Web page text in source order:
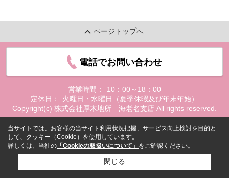
ページトップへ
電話でお問い合わせ
営業時間：
10：00～18：00
定休日：
火曜日・水曜日（夏季休暇及び年末年始）
Copyright(c) 株式会社厚木地所 海老名支店 All rights reserved.
当サイトでは、お客様の当サイト利用状況把握、サービス向上検討を目的と
して、クッキー（Cookie）を使用しています。
詳しくは、当社の 「Cookieの取扱いについて」 をご確認ください。
閉じる